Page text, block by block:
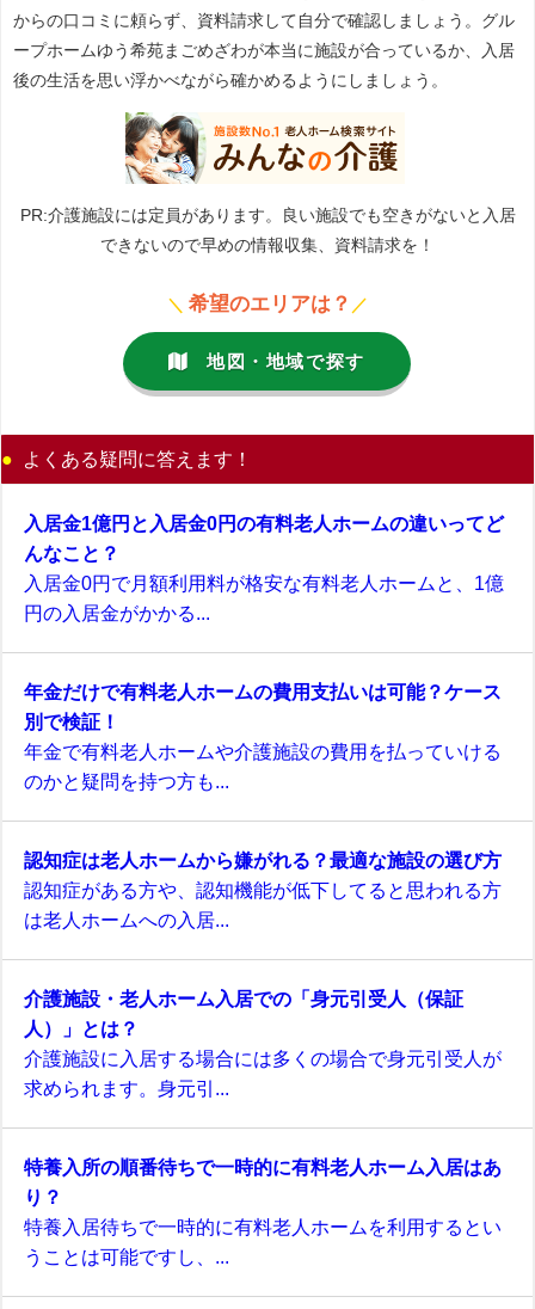
からの口コミに頼らず、資料請求して自分で確認しましょう。グル
ープホームゆう希苑まごめざわが本当に施設が合っているか、入居
後の生活を思い浮かべながら確かめるようにしましょう。
PR:介護施設には定員があります。良い施設でも空きがないと入居
できないので早めの情報収集、資料請求を！
＼ 希望のエリアは？ ／
地図・地域で探す
よくある疑問に答えます！
入居金1億円と入居金0円の有料老人ホームの違いってど
んなこと？
入居金0円で月額利用料が格安な有料老人ホームと、1億
円の入居金がかかる...
年金だけで有料老人ホームの費用支払いは可能？ケース
別で検証！
年金で有料老人ホームや介護施設の費用を払っていける
のかと疑問を持つ方も...
認知症は老人ホームから嫌がれる？最適な施設の選び方
認知症がある方や、認知機能が低下してると思われる方
は老人ホームへの入居...
介護施設・老人ホーム入居での「身元引受人（保証
人）」とは？
介護施設に入居する場合には多くの場合で身元引受人が
求められます。身元引...
特養入所の順番待ちで一時的に有料老人ホーム入居はあ
り？
特養入居待ちで一時的に有料老人ホームを利用するとい
うことは可能ですし、...